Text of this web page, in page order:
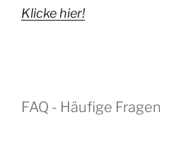
Klicke hier!
FAQ - Häufige Fragen